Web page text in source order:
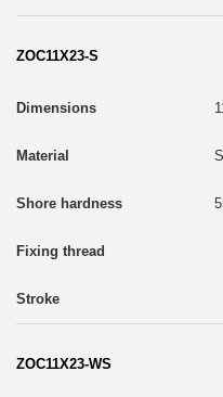
ZOC11X23-S
ZOC11X23-WS